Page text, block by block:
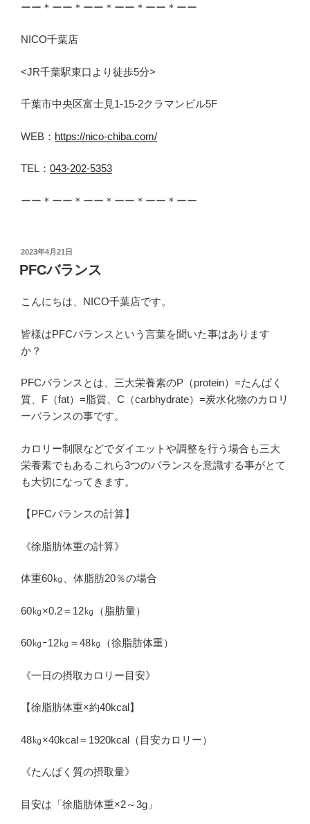
ーー＊ーー＊ーー＊ーー＊ーー＊ーー
NICO千葉店
<JR千葉駅東口より徒歩5分>
千葉市中央区富士見1-15-2クラマンビル5F
WEB： https://nico-chiba.com/
TEL： 043-202-5353
ーー＊ーー＊ーー＊ーー＊ーー＊ーー
投
稿
日:
2023年4月21日
PFCバランス
こんにちは、NICO千葉店です。
皆様はPFCバランスという言葉を聞いた事はあります
か？
PFCバランスとは、三大栄養素のP（protein）=たんぱく
質、F（fat）=脂質、C（carbhydrate）=炭水化物のカロリ
ーバランスの事です。
カロリー制限などでダイエットや調整を行う場合も三大
栄養素でもあるこれら3つのバランスを意識する事がとて
も大切になってきます。
【PFCバランスの計算】
《徐脂肪体重の計算》
体重60㎏、体脂肪20％の場合
60㎏×0.2＝12㎏（脂肪量）
60㎏ｰ12㎏＝48㎏（徐脂肪体重）
《一日の摂取カロリー目安》
【徐脂肪体重×約40kcal】
48㎏×40kcal＝1920kcal（目安カロリー）
《たんぱく質の摂取量》
目安は「徐脂肪体重×2～3g」